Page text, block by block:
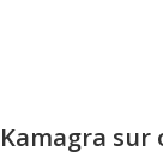
Kamagra sur